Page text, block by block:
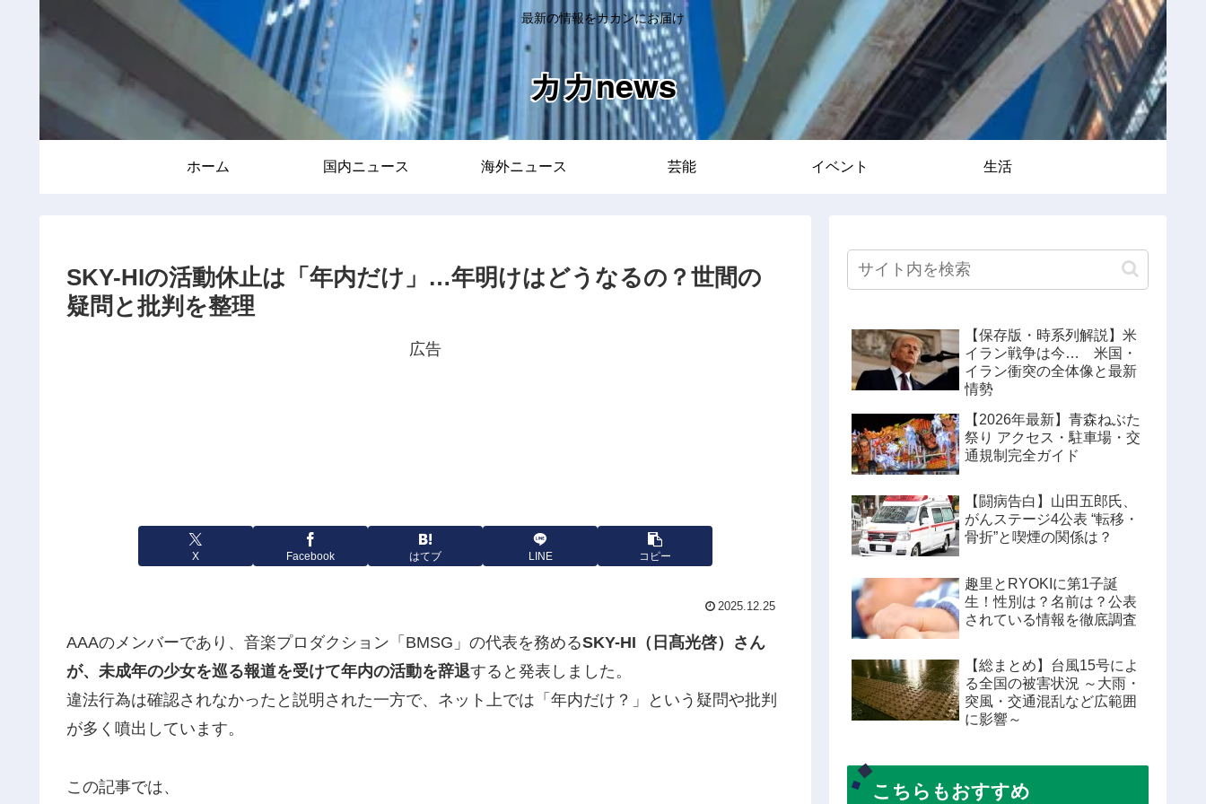
最新の情報をカカンにお届け
カカnews
ホーム 国内ニュース 海外ニュース 芸能 イベント 生活
SKY-HIの活動休止は「年内だけ」…年明けはどうなるの？世間の
疑問と批判を整理
広告
X Facebook はてブ LINE コピー
2025.12.25
AAAのメンバーであり、音楽プロダクション「BMSG」の代表を務めるSKY-HI（日髙光啓）さん
が、未成年の少女を巡る報道を受けて年内の活動を辞退すると発表しました。
違法行為は確認されなかったと説明された一方で、ネット上では「年内だけ？」という疑問や批判
が多く噴出しています。
この記事では、
【保存版・時系列解説】米
イラン戦争は今… 米国・
イラン衝突の全体像と最新
情勢
【2026年最新】青森ねぶた
祭り アクセス・駐車場・交
通規制完全ガイド
【闘病告白】山田五郎氏、
がんステージ4公表 “転移・
骨折”と喫煙の関係は？
趣里とRYOKIに第1子誕
生！性別は？名前は？公表
されている情報を徹底調査
【総まとめ】台風15号によ
る全国の被害状況 ～大雨・
突風・交通混乱など広範囲
に影響～
こちらもおすすめ